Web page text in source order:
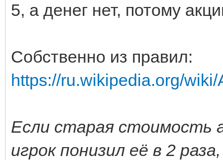
5, а денег нет, потому
Собственно из правил:
https://ru.wikipedia.org/
Если старая стоимость
игрок понизил её в 2